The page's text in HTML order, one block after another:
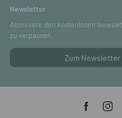
Newsletter
Abonniere den kostenlosen
zu verpassen.
Zum Newsletter